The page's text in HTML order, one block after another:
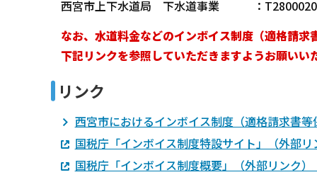
西宮市上下水道局 下水道事業 ：
なお、水道料金などのインボイス制度（適格請求
下記リンクを参照していただきますようお願いい
リンク
西宮市におけるインボイス制度（適格請求書
国税庁「インボイス制度特設サイト」（外部リ
国税庁「インボイス制度概要」（外部リンク）